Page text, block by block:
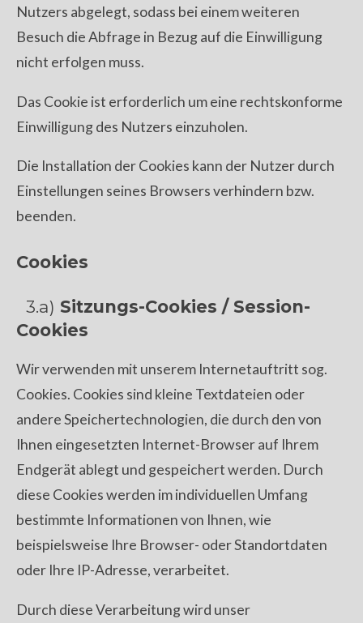
Nutzers abgelegt, sodass bei einem weiteren
Besuch die Abfrage in Bezug auf die Einwilligung
nicht erfolgen muss.
Das Cookie ist erforderlich um eine rechtskonforme
Einwilligung des Nutzers einzuholen.
Die Installation der Cookies kann der Nutzer durch
Einstellungen seines Browsers verhindern bzw.
beenden.
Cookies
3.a) Sitzungs-Cookies / Session-
Cookies
Wir verwenden mit unserem Internetauftritt sog.
Cookies. Cookies sind kleine Textdateien oder
andere Speichertechnologien, die durch den von
Ihnen eingesetzten Internet-Browser auf Ihrem
Endgerät ablegt und gespeichert werden. Durch
diese Cookies werden im individuellen Umfang
bestimmte Informationen von Ihnen, wie
beispielsweise Ihre Browser- oder Standortdaten
oder Ihre IP-Adresse, verarbeitet.
Durch diese Verarbeitung wird unser